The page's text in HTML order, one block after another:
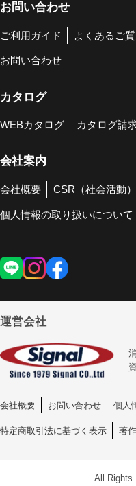
お問い合わせ
ご利用ガイド よくあるご
お問い合わせ
カタログ
WEBカタログ カタログ請
会社案内
会社概要 CSR（社会活動）
個人情報の取り扱いについて
運営会社
会社概要 お問い合わせ 個人
特定商取引法に基づく表示 著
All Rights